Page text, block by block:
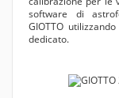
software di
GIOTTO
dedicato.